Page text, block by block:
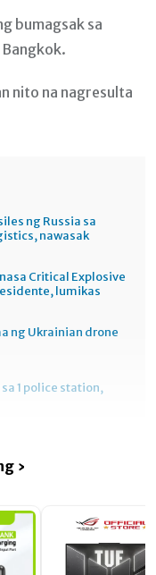
bumagsak sa
nito na nagresulta
ng Russia sa
nawasak
Critical Explosive
lumikas
ng Ukrainian drone
1 police station,
›